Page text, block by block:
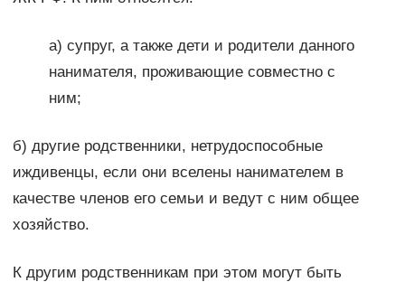
а) супруг, а также дети и родители данного
нанимателя, проживающие совместно с
ним;
б) другие родственники, нетрудоспособные
иждивенцы, если они вселены нанимателем в
качестве членов его семьи и ведут с ним общее
хозяйство.
К другим родственникам при этом могут быть